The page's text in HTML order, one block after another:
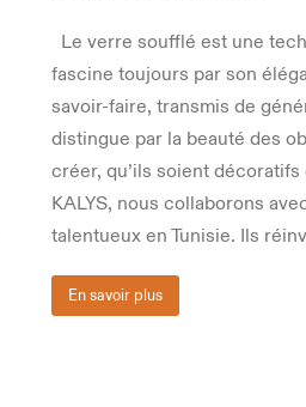
Le verre soufflé est une
fascine toujours par son
savoir-faire, transmis de
distingue par la beauté des
créer, qu’ils soient
KALYS, nous collaborons
talentueux en Tunisie. Ils
En savoir plus